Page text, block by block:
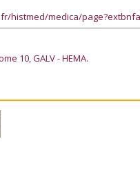
histmed/medica/
10, GALV - HEMA.